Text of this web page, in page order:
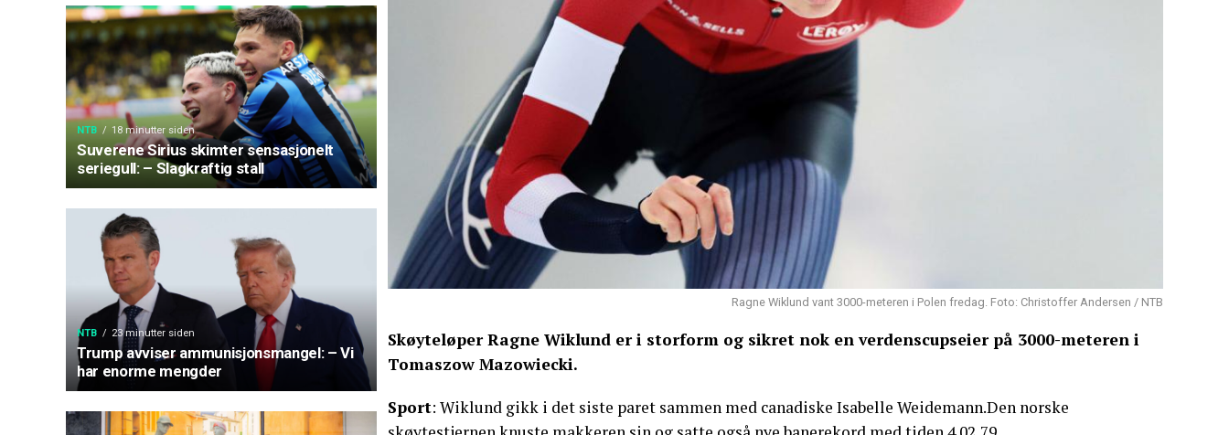
NTB 18 minutter siden
Suverene Sirius skimter sensasjonelt
seriegull: – Slagkraftig stall
NTB 23 minutter siden
Trump avviser ammunisjonsmangel: – Vi
har enorme mengder
Ragne Wiklund vant 3000-meteren i Polen fredag. Foto: Christoffer Andersen / NTB
Skøyteløper Ragne Wiklund er i storform og sikret nok en verdenscupseier på 3000-meteren i
Tomaszow Mazowiecki.
Sport: Wiklund gikk i det siste paret sammen med canadiske Isabelle Weidemann.Den norske